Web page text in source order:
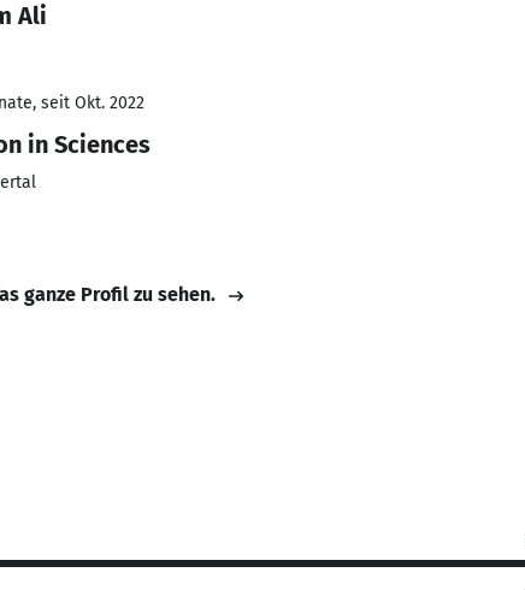
Ali
seit Okt. 2022
in Sciences
ganze Profil zu sehen.